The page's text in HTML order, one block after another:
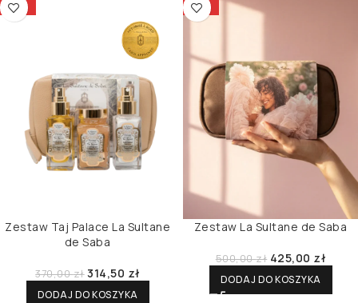
-15%
Zestaw Taj Palace La Sultane
de Saba
370,00zł 314,50 zł
DODAJ DO KOSZYKA
-15%
Zestaw La Sultane de Saba
500,00zł 425,00 zł
DODAJ DO KOSZYKA